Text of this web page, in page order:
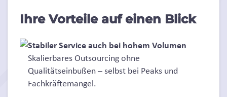
Ihre Vorteile auf einen Blick​
​Stabiler Service auch bei hohem Volumen​
Skalierbares Outsourcing ohne
Qualitätseinbußen – selbst bei Peaks und
Fachkräftemangel.